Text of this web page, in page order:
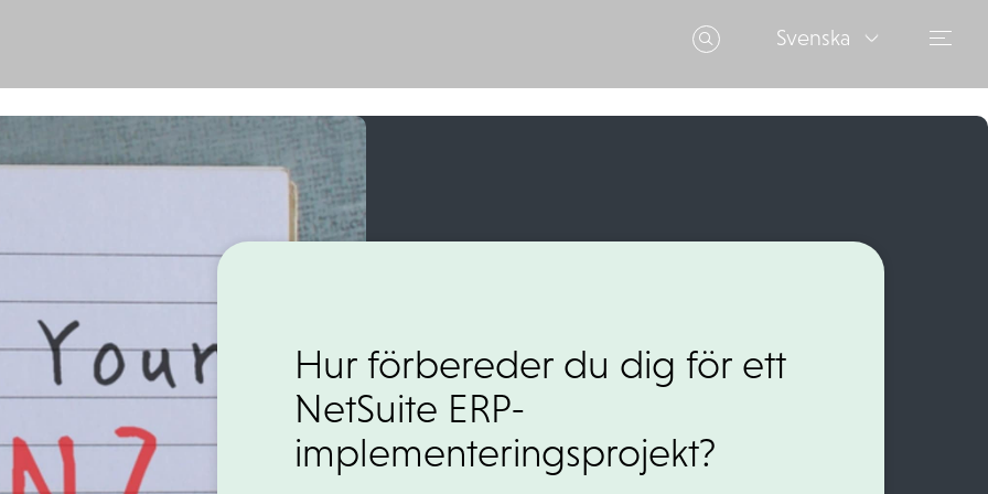
Svenska
Hur förbereder du dig för ett
NetSuite ERP-
implementeringsprojekt?